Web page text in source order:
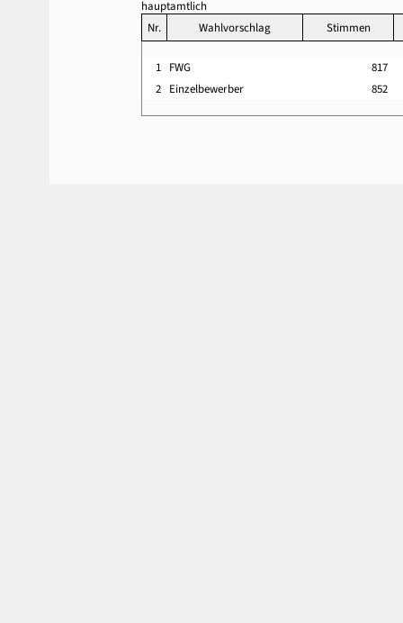
hauptamtlich
Nr.
Wahlvorschlag Stimmen
1 FWG
817
2 Einzelbewerber 852